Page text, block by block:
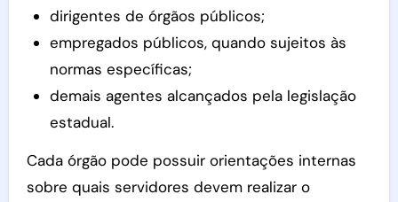
dirigentes de órgãos públicos;
empregados públicos, quando sujeitos às
normas específicas;
demais agentes alcançados pela legislação
estadual.
Cada órgão pode possuir orientações internas
sobre quais servidores devem realizar o